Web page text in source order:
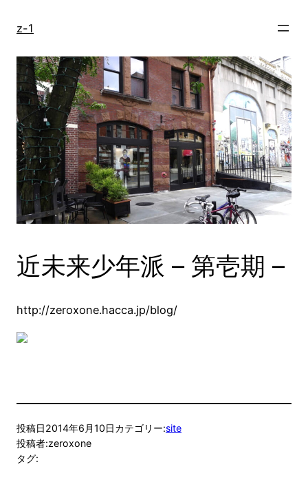
z-1
近未来少年派 – 第壱期 –
http://zeroxone.hacca.jp/blog/
投稿日2014年6月10日カテゴリー:site
投稿者:zeroxone
タグ: